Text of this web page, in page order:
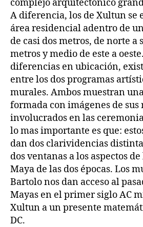
complejo arquitectónico
A diferencia, los de Xultun se
área residencial adentro de
de casi dos metros, de norte a
metros y medio de este a
diferencias en ubicación,
entre los dos programas
murales. Ambos muestran
formada con imágenes de sus
involucrados en las
lo mas importante es que:
dan dos clarividencias
dos ventanas a los aspectos
Maya de las dos épocas. Los
Bartolo nos dan acceso al
Mayas en el primer siglo AC
Xultun a un presente
DC.